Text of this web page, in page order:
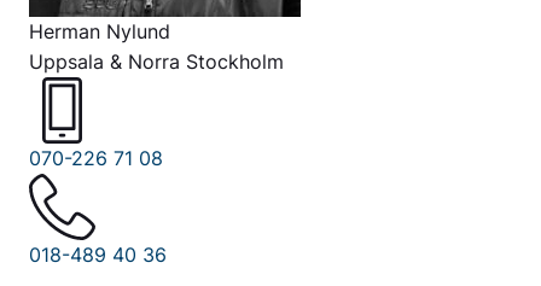
Herman Nylund
Uppsala & Norra Stockholm
070-226 71 08
018-489 40 36